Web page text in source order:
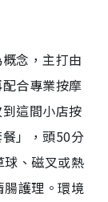
念，主打由
合專業按摩
這間小店按
」，頭50分
、磁叉或熱
護理。環境